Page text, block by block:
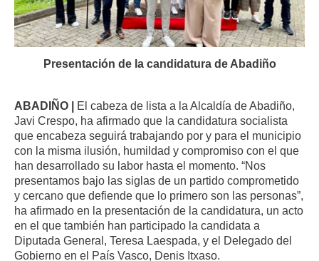
Presentación de la candidatura de Abadiño
ABADIÑO | El cabeza de lista a la Alcaldía de Abadiño,
Javi Crespo, ha afirmado que la candidatura socialista
que encabeza seguirá trabajando por y para el municipio
con la misma ilusión, humildad y compromiso con el que
han desarrollado su labor hasta el momento. “Nos
presentamos bajo las siglas de un partido comprometido
y cercano que defiende que lo primero son las personas”,
ha afirmado en la presentación de la candidatura, un acto
en el que también han participado la candidata a
Diputada General, Teresa Laespada, y el Delegado del
Gobierno en el País Vasco, Denis Itxaso.